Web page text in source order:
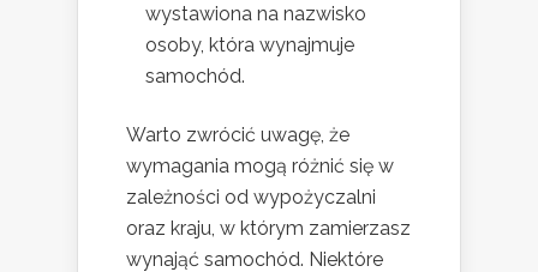
wystawiona na nazwisko
osoby, która wynajmuje
samochód.
Warto zwrócić uwagę, że
wymagania mogą różnić się w
zależności od wypożyczalni
oraz kraju, w którym zamierzasz
wynająć samochód. Niektóre